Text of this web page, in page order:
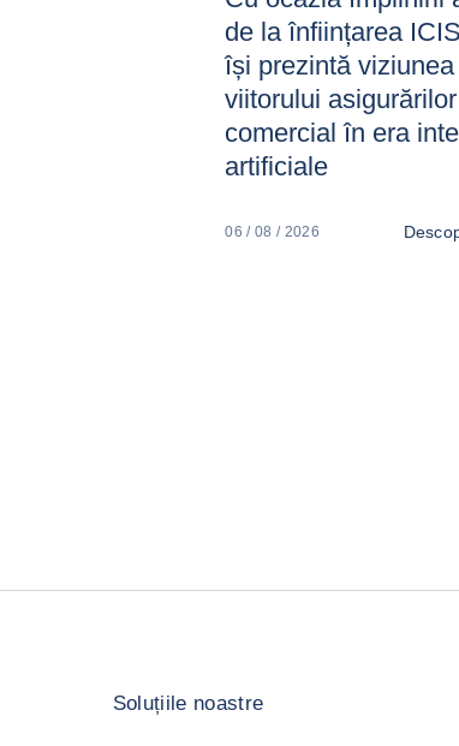
de la înființarea
își prezintă
viitorului
comercial în era
artificiale
06 / 08 / 2026
Soluțiile noastre